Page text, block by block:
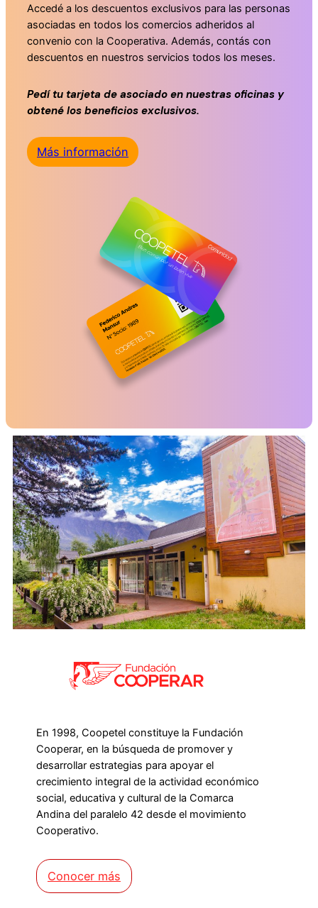
Accedé a los descuentos exclusivos para las personas
asociadas en todos los comercios adheridos al
convenio con la Cooperativa. Además, contás con
descuentos en nuestros servicios todos los meses.
Pedí tu tarjeta de asociado en nuestras oficinas y
obtené los beneficios exclusivos.
Más información
En 1998, Coopetel constituye la Fundación
Cooperar, en la búsqueda de promover y
desarrollar estrategias para apoyar el
crecimiento integral de la actividad económico
social, educativa y cultural de la Comarca
Andina del paralelo 42 desde el movimiento
Cooperativo.
Conocer más